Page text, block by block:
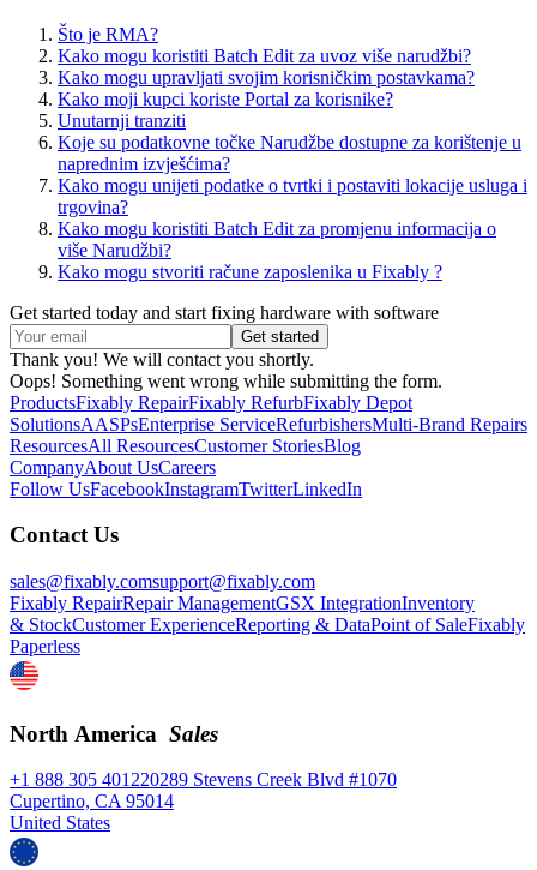
Što je RMA?
Kako mogu koristiti Batch Edit za uvoz više narudžbi?
Kako mogu upravljati svojim korisničkim postavkama?
Kako moji kupci koriste Portal za korisnike?
Unutarnji tranziti
Koje su podatkovne točke Narudžbe dostupne za korištenje u
naprednim izvješćima?
Kako mogu unijeti podatke o tvrtki i postaviti lokacije usluga i
trgovina?
Kako mogu koristiti Batch Edit za promjenu informacija o
više Narudžbi?
Kako mogu stvoriti račune zaposlenika u Fixably ?
Get started today and start fixing hardware with software
Thank you! We will contact you shortly.
Oops! Something went wrong while submitting the form.
ProductsFixably RepairFixably RefurbFixably Depot
SolutionsAASPsEnterprise ServiceRefurbishersMulti-Brand Repairs
ResourcesAll ResourcesCustomer StoriesBlog
CompanyAbout UsCareers
Follow UsFacebookInstagramTwitterLinkedIn
Contact Us
sales@fixably.comsupport@fixably.com
Fixably RepairRepair ManagementGSX IntegrationInventory
& StockCustomer ExperienceReporting & DataPoint of SaleFixably
Paperless
North America Sales
+1 888 305 401220289 Stevens Creek Blvd #1070
Cupertino, CA 95014
United States